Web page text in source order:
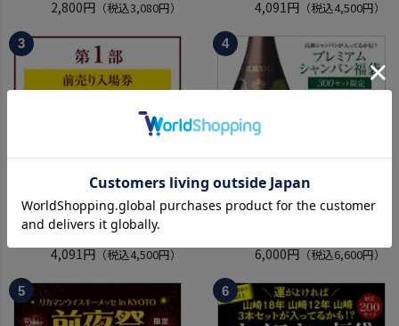
KYOTO EDITION 720ml こう
しゅ はなかぜ craft sake クラ
フトサケ 秋田県 男鹿市
2,800円（税込3,080円）
ウイスキーメッセ in京都
2026 1枚
入場券となるeチケットは【8
月中旬】にメールにて配信予
定
4,091円 （税込4,500円）
【前売り入場券】8月22日(土)
第1部10:00～13:30 リカマン
ウイスキーメッセ in京都
2026 1枚
入場券となるeチケットは【8
月中旬】にメールにて配信予
4,091円（税込4,500円）
【ポイント3倍】 プレミアム
ャンパン を探せ トゥルベ ト
レゾール クリュッグ 2004 が
入ってるかも!? 【先着300
本】 シャンパン シャンパーニ
6,000円 （税込6,600円）